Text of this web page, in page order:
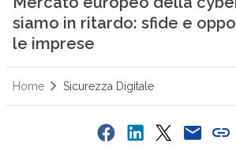
siamo in ritardo: sfide e
le imprese
Home Sicurezza Digitale